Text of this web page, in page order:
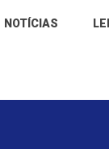
NOTÍCIAS